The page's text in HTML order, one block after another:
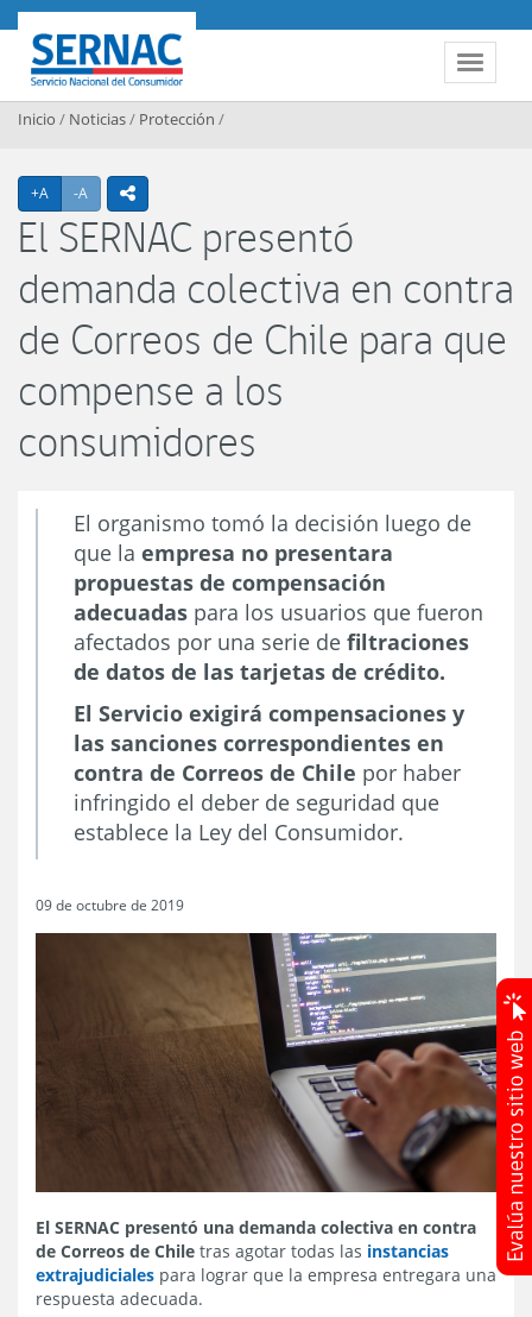
Contenido principal
Toggle
SERNAC
Inicio / Noticias/ Protección /
+A Agrandar texto
-A Achicar textoicono compartir
El SERNAC presentó
demanda colectiva en contra
de Correos de Chile para que
compense a los
consumidores
El organismo tomó la decisión luego de
que la empresa no presentara
propuestas de compensación
adecuadas para los usuarios que fueron
afectados por una serie de filtraciones
de datos de las tarjetas de crédito.
El Servicio exigirá compensaciones y
las sanciones correspondientes en
contra de Correos de Chile por haber
infringido el deber de seguridad que
establece la Ley del Consumidor.
09 de octubre de 2019
El SERNAC presentó una demanda colectiva en contra
de Correos de Chile tras agotar todas las instancias
extrajudiciales para lograr que la empresa entregara una
respuesta adecuada.